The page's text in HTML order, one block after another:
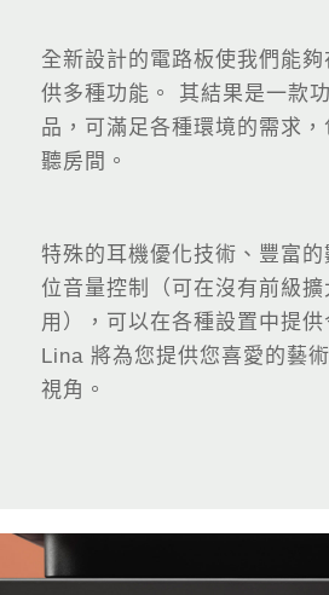
全新設計的電路板使我們能
供多種功能。 其結果是一款
品，可滿足各種環境的需求
聽房間。
特殊的耳機優化技術、豐富
位音量控制（可在沒有前級
用），可以在各種設置中提供
Lina 將為您提供您喜愛的藝
視角。